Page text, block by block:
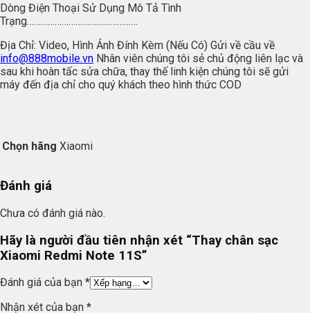
Dòng Điện Thoại Sử Dụng Mô Tả Tình
Trạng…………………………………………
Địa Chỉ: Video, Hình Ảnh Đính Kèm (Nếu Có) Gửi về cầu về
info@888mobile.vn Nhân viên chúng tôi sẻ chủ động liên lạc và
sau khi hoàn tấc sửa chữa, thay thế linh kiện chúng tôi sẽ gửi
máy đến địa chỉ cho quý khách theo hình thức COD
Chọn hãng Xiaomi
Đánh giá
Chưa có đánh giá nào.
Hãy là người đầu tiên nhận xét “Thay chân sạc
Xiaomi Redmi Note 11S”
Đánh giá của bạn *
Nhận xét của bạn *